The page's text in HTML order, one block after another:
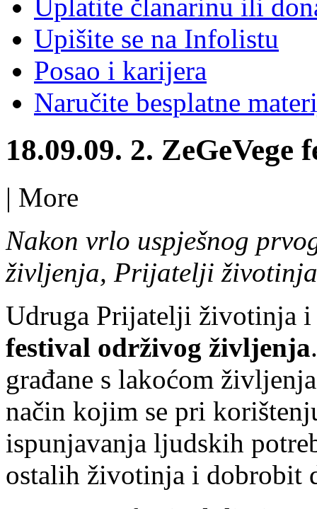
Uplatite članarinu ili
Upišite se na Infolistu
Posao i karijera
Naručite besplatne
18.09.09. 2. ZeGeVege
| More
Nakon vrlo uspješnog
življenja, Prijatelji
Udruga Prijatelji životinja
festival održivog življenja
građane s lakoćom
način kojim se pri
ispunjavanja ljudskih
ostalih životinja i dobrobit